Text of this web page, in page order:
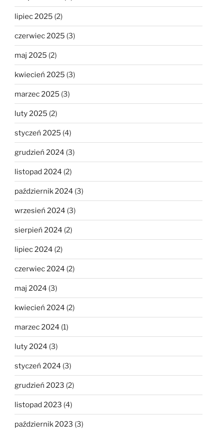
lipiec 2025 (2)
czerwiec 2025 (3)
maj 2025 (2)
kwiecień 2025 (3)
marzec 2025 (3)
luty 2025 (2)
styczeń 2025 (4)
grudzień 2024 (3)
listopad 2024 (2)
październik 2024 (3)
wrzesień 2024 (3)
sierpień 2024 (2)
lipiec 2024 (2)
czerwiec 2024 (2)
maj 2024 (3)
kwiecień 2024 (2)
marzec 2024 (1)
luty 2024 (3)
styczeń 2024 (3)
grudzień 2023 (2)
listopad 2023 (4)
październik 2023 (3)